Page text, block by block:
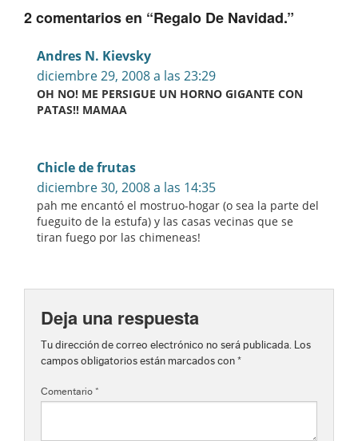
2 comentarios en “Regalo De Navidad.”
Andres N. Kievsky
diciembre 29, 2008 a las 23:29
OH NO! ME PERSIGUE UN HORNO GIGANTE CON
PATAS!! MAMAA
Chicle de frutas
diciembre 30, 2008 a las 14:35
pah me encantó el mostruo-hogar (o sea la parte del
fueguito de la estufa) y las casas vecinas que se
tiran fuego por las chimeneas!
Deja una respuesta
Tu dirección de correo electrónico no será publicada. Los
campos obligatorios están marcados con *
Comentario *